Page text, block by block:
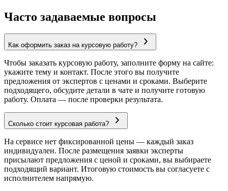
Часто задаваемые вопросы
Как оформить заказ на курсовую работу?
Чтобы заказать курсовую работу, заполните форму на сайте:
укажите тему и контакт. После этого вы получите
предложения от экспертов с ценами и сроками. Выберите
подходящего, обсудите детали в чате и получите готовую
работу. Оплата — после проверки результата.
Сколько стоит курсовая работа?
На сервисе нет фиксированной цены — каждый заказ
индивидуален. После размещения заявки эксперты
присылают предложения с ценой и сроками, вы выбираете
подходящий вариант. Итоговую стоимость вы согласуете с
исполнителем напрямую.